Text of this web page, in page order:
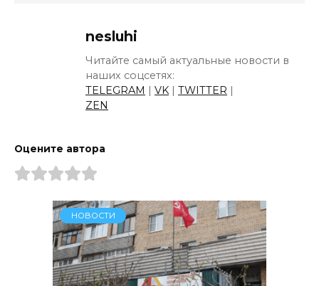
nesluhi
Читайте самый актуальные новости в
наших соцсетях:
TELEGRAM
VK TWITTER
ZEN
Оцените автора
НОВОСТИ